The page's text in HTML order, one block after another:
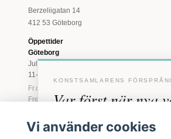
Berzeliigatan 14
412 53 Göteborg
Öppettider
Göteborg
Juli: Tis 11-18 · Lör
11-16
Fr.o.m. augusti: Tis-
Fre 11-18 · Lör 11-
Marstrand
KONSTSAMLARENS
Var först när nya
anländer
Vi använder cookies